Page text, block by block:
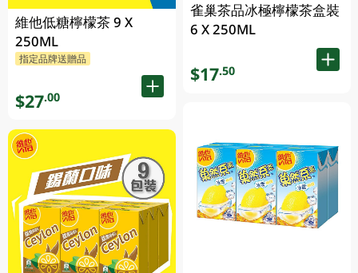
維他低糖檸檬茶 9 X
250ML
指定品牌送贈品
$27.00
雀巢茶品冰極檸檬茶盒裝
6 X 250ML
$17.50